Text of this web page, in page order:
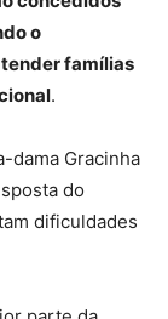
o
famílias
.
dama Gracinha
do
dificuldades